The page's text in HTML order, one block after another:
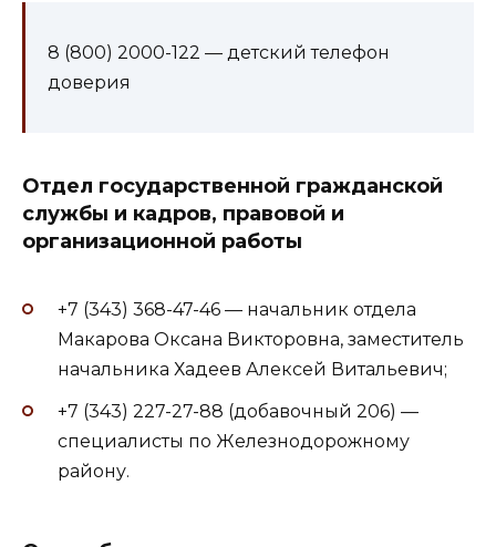
8 (800) 2000-122 — детский телефон
доверия
Отдел государственной гражданской
службы и кадров, правовой и
организационной работы
+7 (343) 368-47-46 — начальник отдела
Макарова Оксана Викторовна, заместитель
начальника Хадеев Алексей Витальевич;
+7 (343) 227-27-88 (добавочный 206) —
специалисты по Железнодорожному
району.